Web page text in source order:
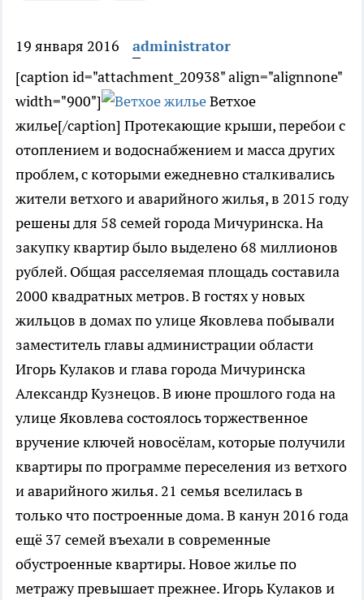
19 января 2016
administrator
[caption id="attachment_20938" align="alignnone"
width="900"]
Ветхое
жилье[/caption] Протекающие крыши, перебои с
отоплением и водоснабжением и масса других
проблем, с которыми ежедневно сталкивались
жители ветхого и аварийного жилья, в 2015 году
решены для 58 семей города Мичуринска. На
закупку квартир было выделено 68 миллионов
рублей. Общая расселяемая площадь составила
2000 квадратных метров. В гостях у новых
жильцов в домах по улице Яковлева побывали
заместитель главы администрации области
Игорь Кулаков и глава города Мичуринска
Александр Кузнецов. В июне прошлого года на
улице Яковлева состоялось торжественное
вручение ключей новосёлам, которые получили
квартиры по программе переселения из ветхого
и аварийного жилья. 21 семья вселилась в
только что построенные дома. В канун 2016 года
ещё 37 семей въехали в современные
обустроенные квартиры. Новое жилье по
метражу превышает прежнее. Игорь Кулаков и